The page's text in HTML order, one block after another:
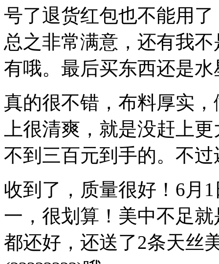
号了退货红包也不能用
总之非常满意，还有我
有哦。最后买东西还是
真的很不错，布料厚实
上很清爽，就是没赶上
不到三百元到手的。不
收到了，质量很好！6月
一，很划算！美中不足
都还好，还送了2条天丝